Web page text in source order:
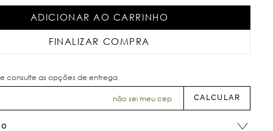
ADICIONAR AO CARRINHO
FINALIZAR COMPRA
não sei meu cep